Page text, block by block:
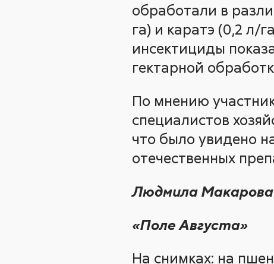
обработали в
га) и каратэ (0,2 л/
инсектициды
гектарной
По мнению
специалистов
что было увидено
отечественных
Людмила Макарова
«Поле Августа»
На снимках: на